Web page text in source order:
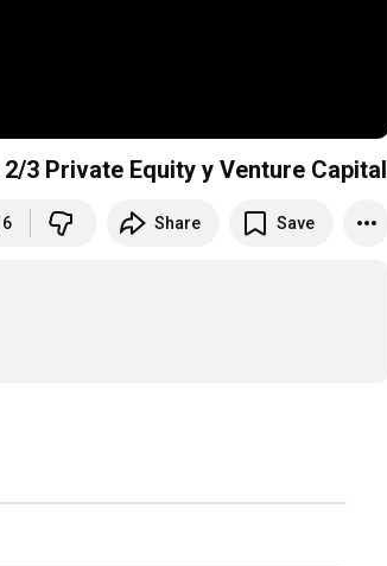
3 Private Equity y Venture Capital
Share Save